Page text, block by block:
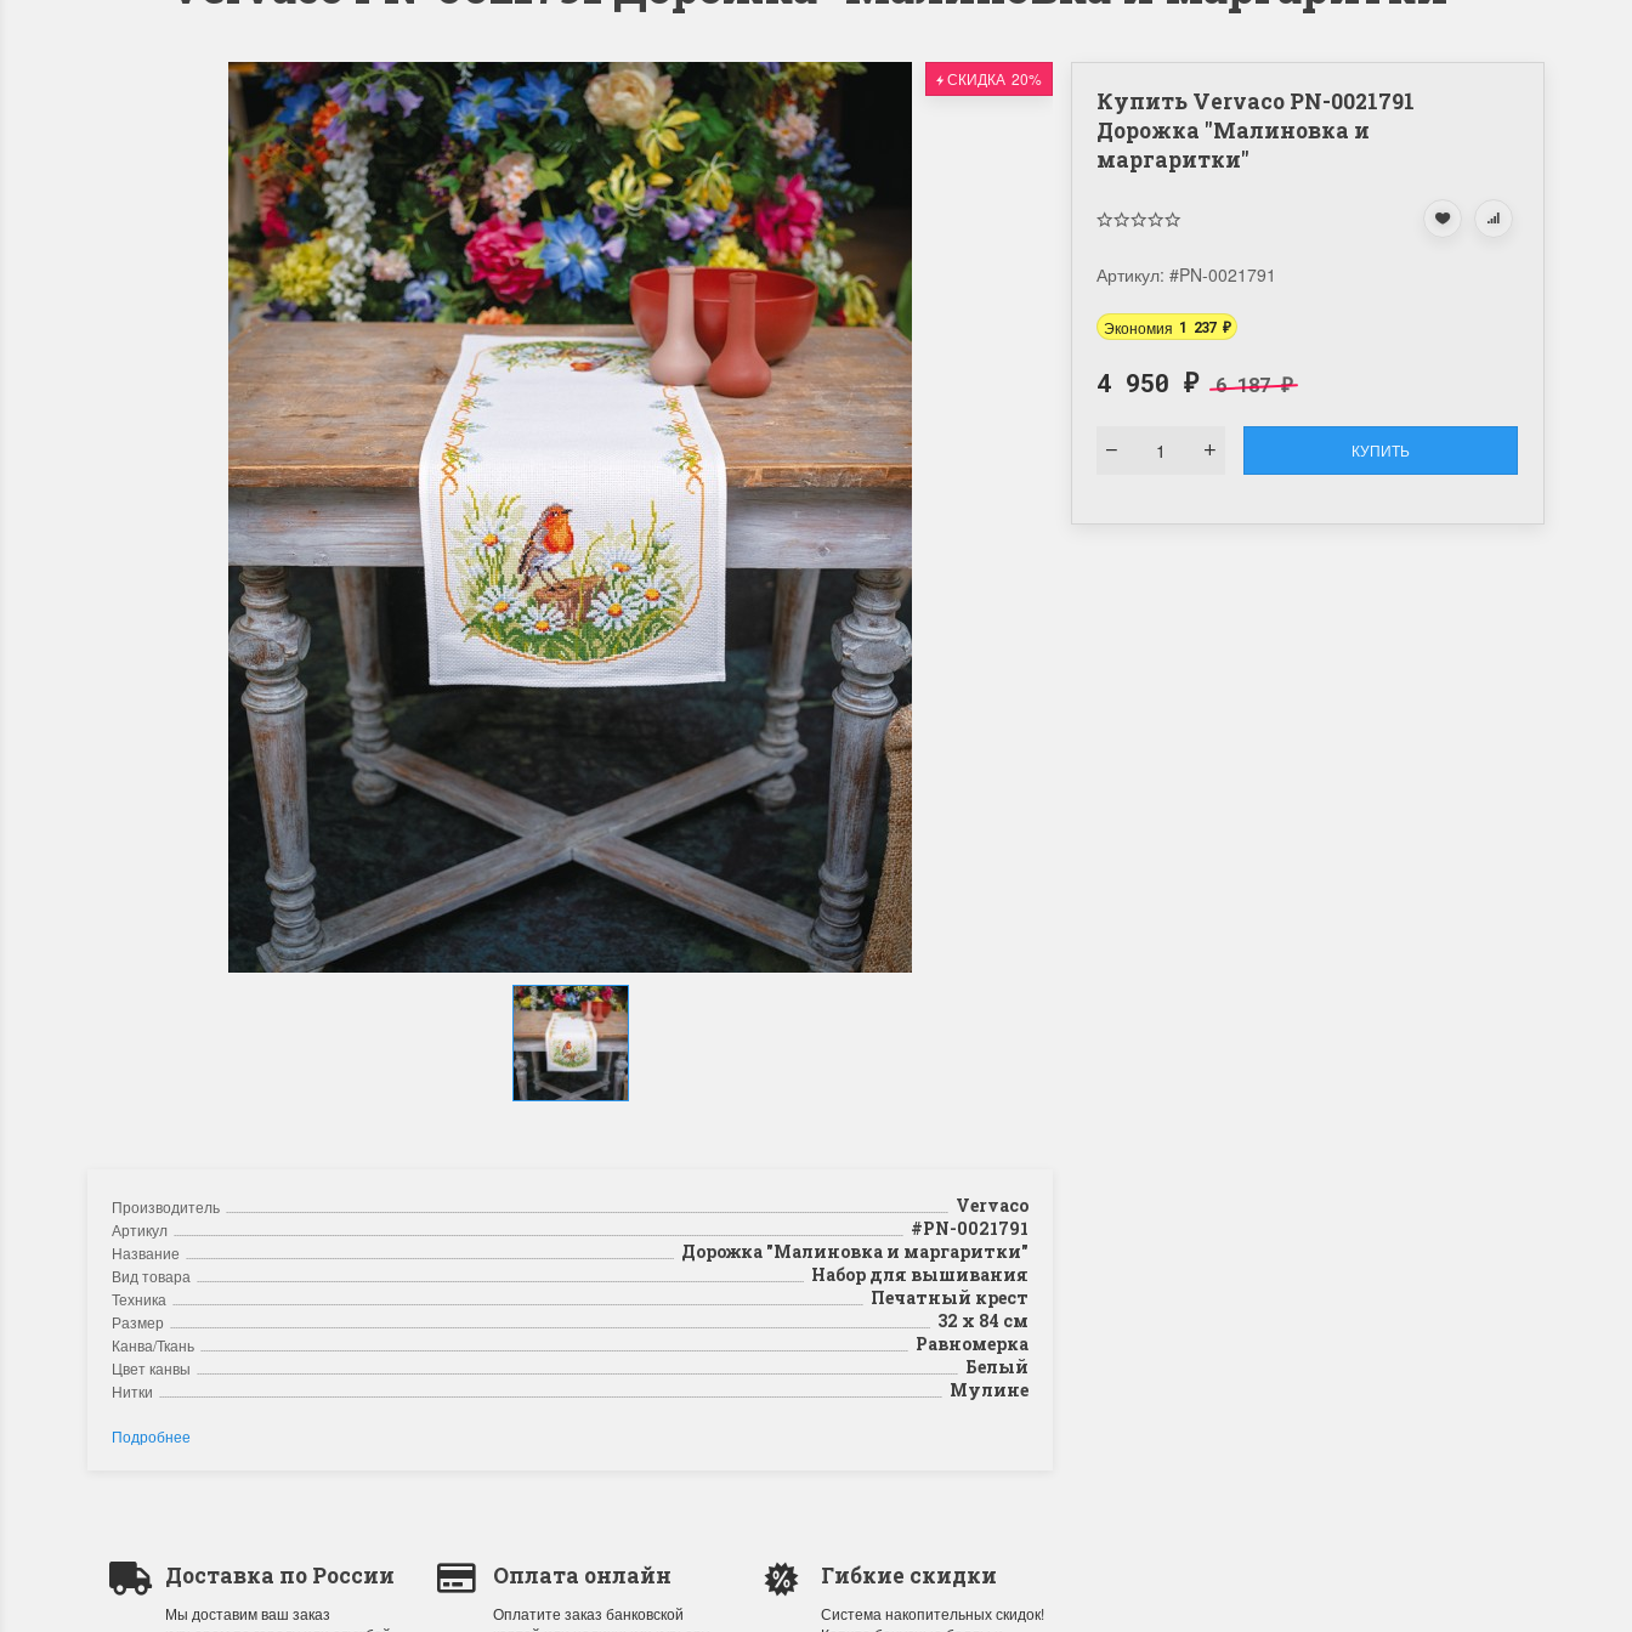
СКИДКА 20%
Производитель Vervaco
Артикул #PN-0021791
Название Дорожка "Малиновка и маргаритки"
Вид товара Набор для вышивания
Техника Печатный крест
Размер 32 х 84 см
Канва/Ткань Равномерка
Цвет канвы Белый
Нитки Мулине
Подробнее
Доставка по России
Мы доставим ваш заказ
Оплата онлайн
Оплатите заказ банковской
Гибкие скидки
Система накопительных скидок!
Купить Vervaco PN-0021791
Дорожка "Малиновка и
маргаритки"
Артикул: #PN-0021791
Экономия 1 237 ₽
4 950 ₽ 6 187₽
КУПИТЬ